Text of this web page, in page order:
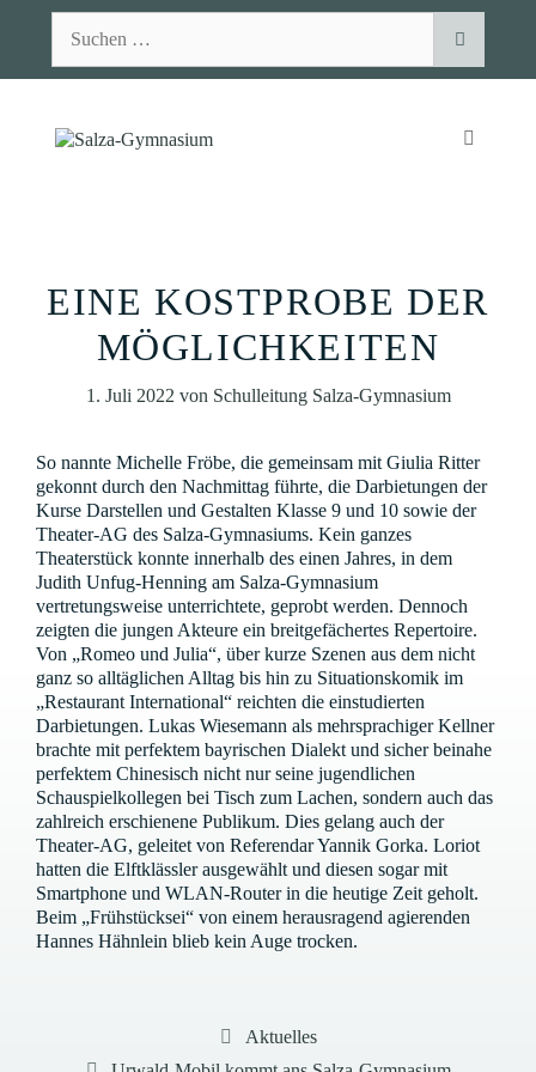
nach:
EINE KOSTPROBE DER
MÖGLICHKEITEN
1. Juli 2022 von Schulleitung Salza-Gymnasium
So nannte Michelle Fröbe, die gemeinsam mit Giulia Ritter
gekonnt durch den Nachmittag führte, die Darbietungen der
Kurse Darstellen und Gestalten Klasse 9 und 10 sowie der
Theater-AG des Salza-Gymnasiums. Kein ganzes
Theaterstück konnte innerhalb des einen Jahres, in dem
Judith Unfug-Henning am Salza-Gymnasium
vertretungsweise unterrichtete, geprobt werden. Dennoch
zeigten die jungen Akteure ein breitgefächertes Repertoire.
Von „Romeo und Julia“, über kurze Szenen aus dem nicht
ganz so alltäglichen Alltag bis hin zu Situationskomik im
„Restaurant International“ reichten die einstudierten
Darbietungen. Lukas Wiesemann als mehrsprachiger Kellner
brachte mit perfektem bayrischen Dialekt und sicher beinahe
perfektem Chinesisch nicht nur seine jugendlichen
Schauspielkollegen bei Tisch zum Lachen, sondern auch das
zahlreich erschienene Publikum. Dies gelang auch der
Theater-AG, geleitet von Referendar Yannik Gorka. Loriot
hatten die Elftklässler ausgewählt und diesen sogar mit
Smartphone und WLAN-Router in die heutige Zeit geholt.
Beim „Frühstücksei“ von einem herausragend agierenden
Hannes Hähnlein blieb kein Auge trocken.
Kategorien
Aktuelles